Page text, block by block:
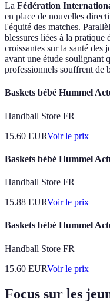
La Fédération
en place de nouvelles
l'équité des matches.
blessures liées à la
croissantes sur la santé des
avant une étude soulignant
professionnels souffrent de
Baskets bébé Hummel
Handball Store FR
15.60 EURVoir le prix
Baskets bébé Hummel
Handball Store FR
15.88 EURVoir le prix
Baskets bébé Hummel
Handball Store FR
15.60 EURVoir le prix
Focus sur les